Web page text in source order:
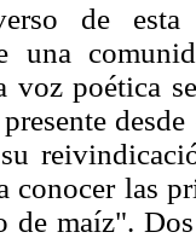
de esta
una
voz poética
conocer las
de maíz".